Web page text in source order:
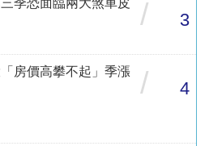
季恐面臨兩大煞車皮
/ 3
房價高攀不起」季漲
/ 4